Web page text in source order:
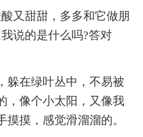
又甜甜，多多和它做朋
说的是什么吗?答对
躲在绿叶丛中，不易被
，像个小太阳，又像我
摸，感觉滑溜溜的。